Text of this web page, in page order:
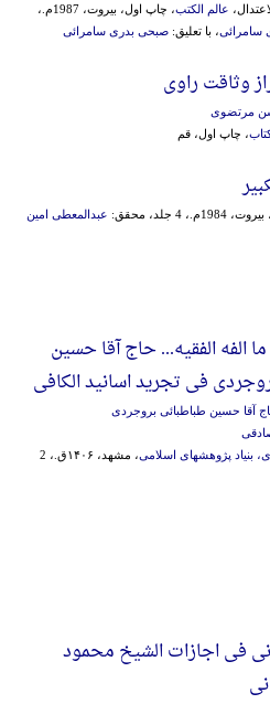
عالم الکتب
، چاپ اول، بیروت، 1987م.،
سامرائی، با تعلیق: صبحی بدری سامرائی
وثاقت راوی
مرتضوی
، چاپ اول، قم
، بیروت، 1984م.، 4 جلد، محقق:
عبدالمعطی امین
الفه الفقیه... حاج آقا حسین
فی تجرید اسانید الکافی
آقا حسین طباطبائی بروجردی
بنیاد پژوهشهای اسلامی
، مشهد، ۱۴۰۶ق.، 2
فی اجازات الشیخ محمود